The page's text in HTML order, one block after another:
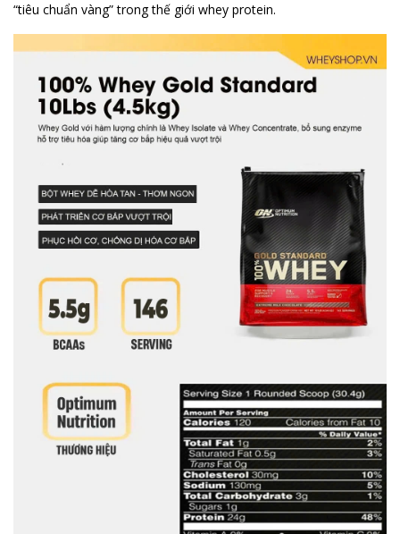
“tiêu chuẩn vàng” trong thế giới whey protein.